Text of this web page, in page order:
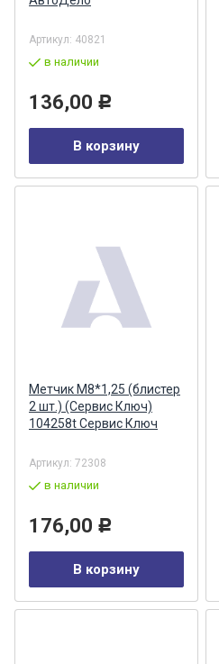
Артикул: 40821
в наличии
136,00 Р
В корзину
Метчик М8*1,25 (блистер
2 шт.) (Сервис Ключ)
104258t Сервис Ключ
Артикул: 72308
в наличии
176,00 Р
В корзину